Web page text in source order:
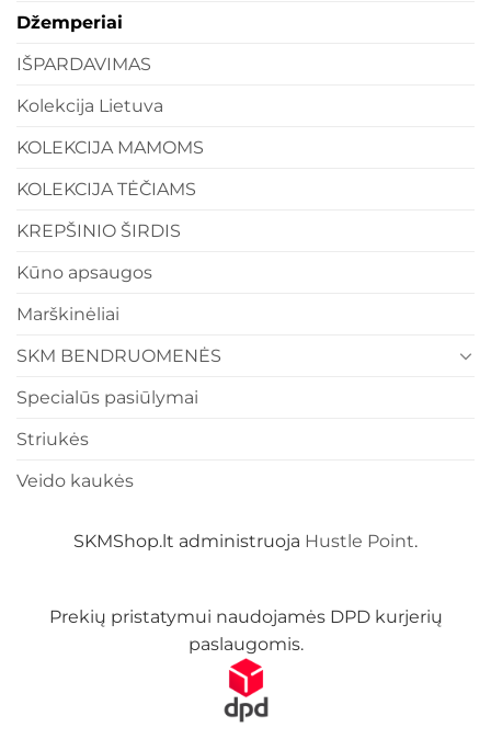
Džemperiai
IŠPARDAVIMAS
Kolekcija Lietuva
KOLEKCIJA MAMOMS
KOLEKCIJA TĖČIAMS
KREPŠINIO ŠIRDIS
Kūno apsaugos
Marškinėliai
SKM BENDRUOMENĖS
Specialūs pasiūlymai
Striukės
Veido kaukės
SKMShop.lt administruoja Hustle Point.
Prekių pristatymui naudojamės DPD kurjerių
paslaugomis.